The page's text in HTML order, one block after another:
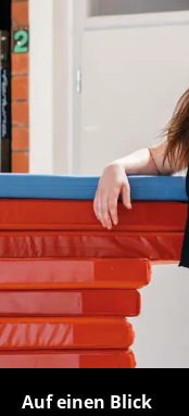
Auf einen Blick